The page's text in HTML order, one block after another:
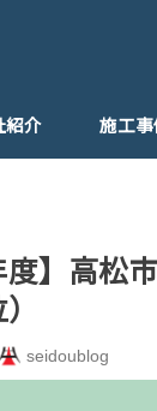
紹介 施工
度】高松
seidoublog